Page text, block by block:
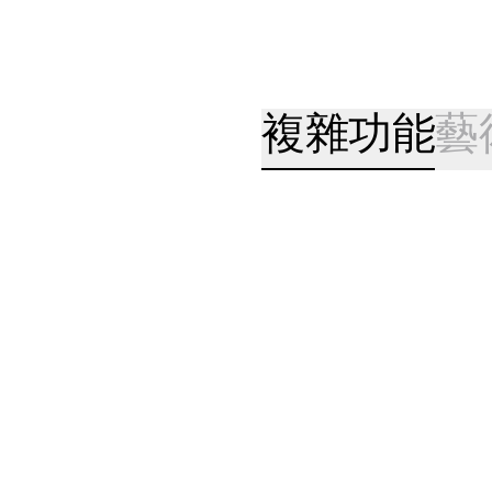
複雜功能